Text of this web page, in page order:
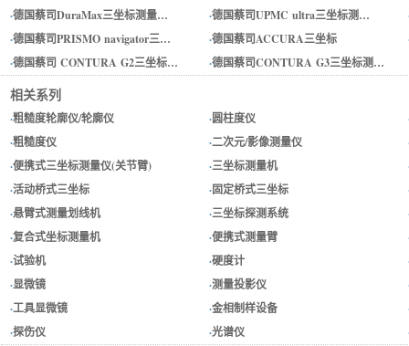
·德国蔡司DuraMax三坐标测量… ·德国蔡司UPMC ultra三坐标测…
·德国蔡司PRISMO navigator三… ·德国蔡司ACCURA三坐标
·德国蔡司 CONTURA G2三坐标… ·德国蔡司CONTURA G3三坐标测…
相关系列
·粗糙度轮廓仪/轮廓仪 ·圆柱度仪
·粗糙度仪 ·二次元/影像测量仪
·便携式三坐标测量仪(关节臂) ·三坐标测量机
·活动桥式三坐标 ·固定桥式三坐标
·悬臂式测量划线机 ·三坐标探测系统
·复合式坐标测量机 ·便携式测量臂
·试验机 ·硬度计
·显微镜 ·测量投影仪
·工具显微镜 ·金相制样设备
·探伤仪 ·光谱仪